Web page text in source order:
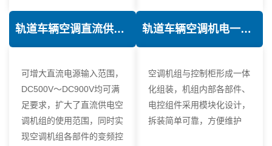
轨道车辆空调直流供电技术
可增大直流电源输入范围，
DC500V～DC900V均可满
足要求，扩大了直流供电空
调机组的使用范围，同时实
现空调机组各部件的变频控
轨道车辆空调机电一体化技术
空调机组与控制柜形成一体
化组装，机组内部各部件、
电控组件采用模块化设计，
拆装简单可靠，方便维护